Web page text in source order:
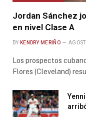
Jordan Sánchez
en nivel Clase A
BY KENDRY MERIÑO
Los prospectos
Flores (Cleveland)